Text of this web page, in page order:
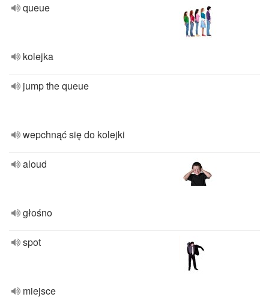
queue
kolejka
jump the queue
wepchnąć się do kolejki
aloud
głośno
spot
miejsce